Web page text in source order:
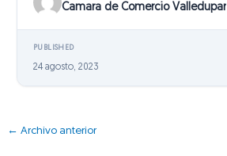
Camara de Comercio Valledupar
PUBLISHED
24 agosto, 2023
← Archivo anterior